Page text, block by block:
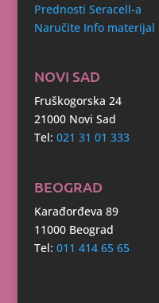
Prednosti Seracell-a
Naručite Info materijal
NOVI SAD
Fruškogorska 24
21000 Novi Sad
Tel: 021 31 01 333
BEOGRAD
Karađorđeva 89
11000 Beograd
Tel: 011 414 65 65